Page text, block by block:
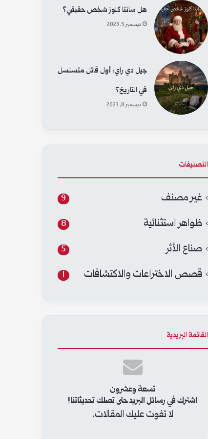
هل سانتا كلوز شخص حقيقي؟
ديسمبر 5, 2023
جيل دي راي: أول قاتل متسلسل
في التاريخ؟
ديسمبر 8, 2023
التصنيفات
غير مصنف 9
ظواهر استثنائية 8
صناع الأثر 5
قصص الاختراعات والاكتشافات 1
القائمة البريدية
تسعة وعشرون
اشترك في رسائل البريد حتى تصلك تحديثاتنا!
لا تفوت عليك المقالات.